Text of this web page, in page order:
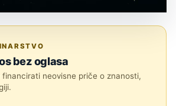
bez oglasa
financirati neovisne priče o znanosti,